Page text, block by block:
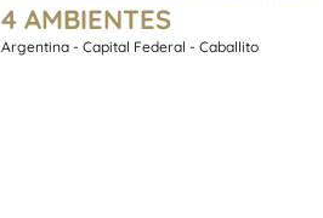
4 AMBIENTES
Argentina - Capital Federal - Caballito